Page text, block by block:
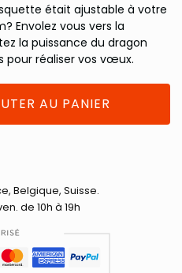
était ajustable à votre
Envolez vous vers la
la puissance du dragon
pour réaliser vos vœux.
AU PANIER
Belgique, Suisse.
de 10h à 19h